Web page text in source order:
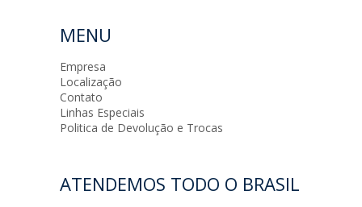
MENU
Empresa
Localização
Contato
Linhas Especiais
Politica de Devolução e Trocas
ATENDEMOS TODO O BRASIL